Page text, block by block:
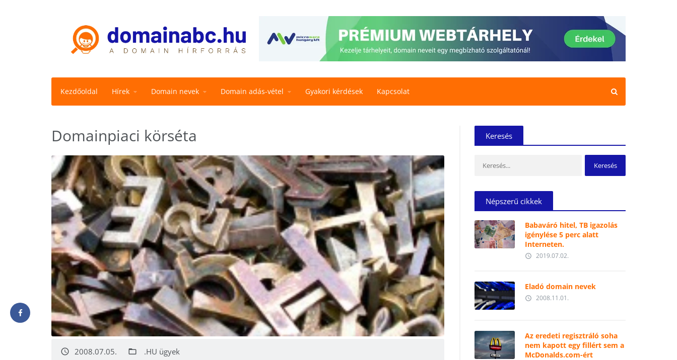
Kezdőoldal Hírek Domain nevek Domain adás-vétel Gyakori kérdések Kapcsolat
Domainpiaci körséta
access_time 2008.07.05. folder_open .HU ügyek
Keresés
Népszerű cikkek
Babaváró hitel, TB igazolás
igénylése 5 perc alatt
Interneten.
access_time 2019.07.02.
Eladó domain nevek
access_time 2008.11.01.
Az eredeti regisztráló soha
nem kapott egy fillért sem a
McDonalds.com-ért